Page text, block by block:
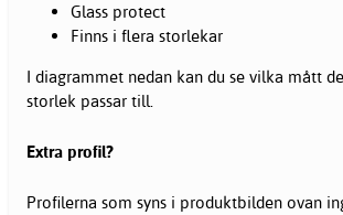
Glass protect
Finns i flera storlekar
I diagrammet nedan kan du se vilka mått
storlek passar till.
Extra profil?
Profilerna som syns i produktbilden ovan